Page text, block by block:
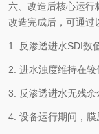
六、改造后核心运行
改造完成后，可通过
1. 反渗透进水SDI数
2. 进水浊度维持在较
3. 反渗透进水无残余
4. 设备运行期间，膜